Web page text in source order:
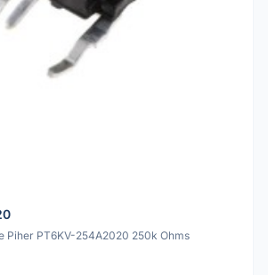
Piher PT6KV-254A2020 250k Ohms